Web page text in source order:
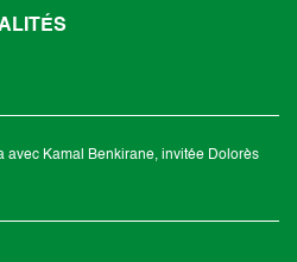
avec Kamal Benkirane, invitée Dolorès